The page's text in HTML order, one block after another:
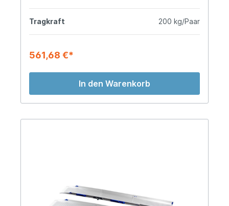
Tragkraft 200 kg/Paar
561,68 €*
In den Warenkorb